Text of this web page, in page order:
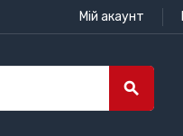
Мій акаунт
search